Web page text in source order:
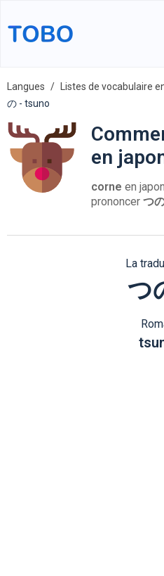
Langues Listes de vocabulaire
の - tsuno
en
corne en
prononcer つ
La
つ